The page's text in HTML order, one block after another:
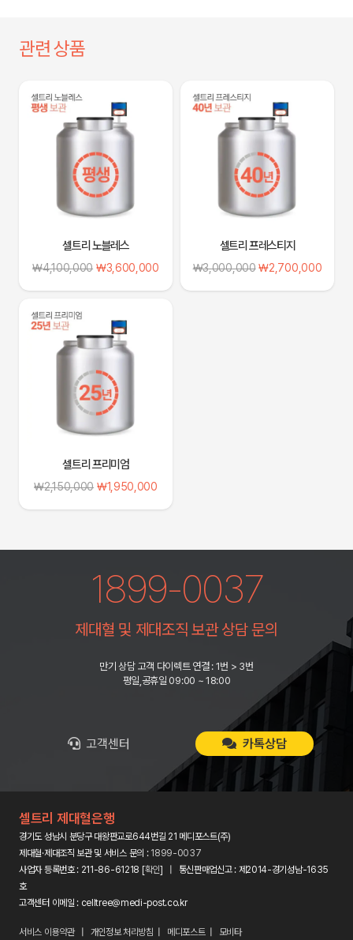
관련 상품
셀트리 노블레스
₩4,100,000 원
래
₩4,100,000.
₩3,600,000현
재
셀트리 프레스티지
₩3,000,000 원
래
₩2,700,000현
재
셀트리 프리미엄
₩2,150,000 원
래
격:
₩1,950,000현
재
격:
1899-0037
제대혈 및 제대조직 보관 상담 문의
만기 상담 고객 다이렉트 연결 : 1번 > 3번
평일,공휴일 09:00 ~ 18:00
고객센터 카톡상담
셀트리 제대혈은행
경기도 성남시 분당구 대왕판교로644번길 21 메디포스트(주)
제대혈·제대조직 보관 및 서비스 문의 : 1899-0037
사업자 등록번호 : 211-86-61218 [확인] | 통신판매업신고 : 제2014-경기성남-1635
호
고객센터 이메일 : celltree@medi-post.co.kr
서비스 이용약관| 개인정보 처리방침 메디포스트| 모비타